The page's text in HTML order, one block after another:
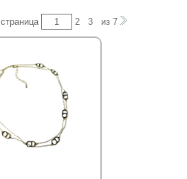
страница 2 3 из 7